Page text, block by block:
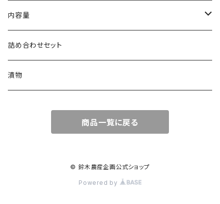
はえぬき
ひとめぼれ
JAS有機つや姫
内容量
2kg
4kg
詰め合わせセット
漬物
商品一覧に戻る
© 鈴木農産企画公式ショップ
Powered by